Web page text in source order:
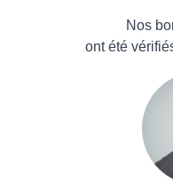
Maison & Jardin
Boissons
Nos
ont été